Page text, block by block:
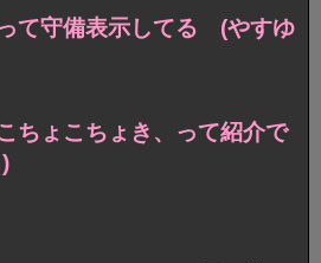
て守備表示してる (やすゆ
ちょこちょき、って紹介で